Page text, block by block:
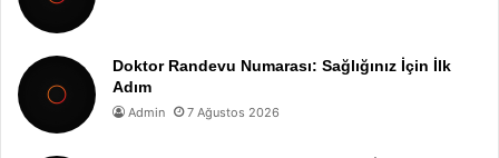
Doktor Randevu Numarası: Sağlığınız İçin İlk
Adım
Admin 7 Ağustos 2026